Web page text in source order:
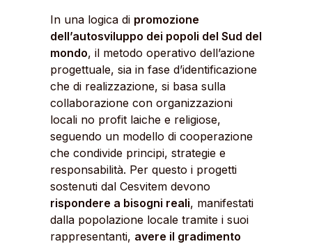
In una logica di promozione
dell’autosviluppo dei popoli del Sud del
mondo, il metodo operativo dell’azione
progettuale, sia in fase d’identificazione
che di realizzazione, si basa sulla
collaborazione con organizzazioni
locali no profit laiche e religiose,
seguendo un modello di cooperazione
che condivide principi, strategie e
responsabilità. Per questo i progetti
sostenuti dal Cesvitem devono
rispondere a bisogni reali, manifestati
dalla popolazione locale tramite i suoi
rappresentanti, avere il gradimento